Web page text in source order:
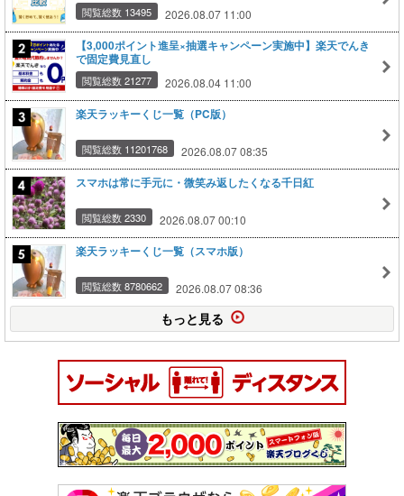
閲覧総数 13495 2026.08.07 11:00
【3,000ポイント進呈×抽選キャンペーン実施中】楽天でんき
で固定費見直し
閲覧総数 21277 2026.08.04 11:00
楽天ラッキーくじ一覧（PC版）
閲覧総数 11201768 2026.08.07 08:35
スマホは常に手元に・微笑み返したくなる千日紅
閲覧総数 2330 2026.08.07 00:10
楽天ラッキーくじ一覧（スマホ版）
閲覧総数 8780662 2026.08.07 08:36
もっと見る